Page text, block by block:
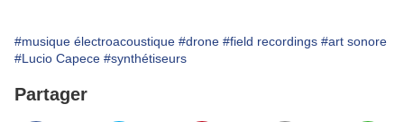
#musique électroacoustique #drone #field recordings #art sonore
#Lucio Capece #synthétiseurs
Partager